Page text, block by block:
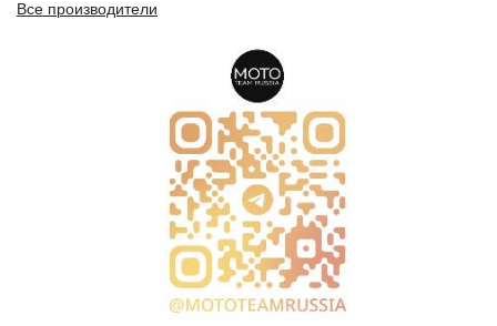
Все производители